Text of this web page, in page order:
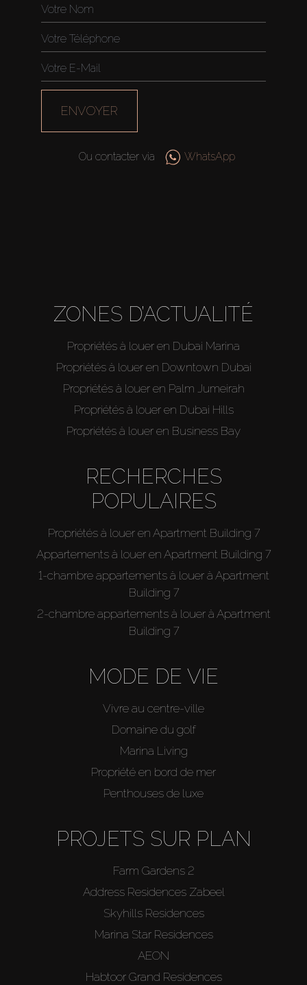
ENVOYER
Ou contacter via WhatsApp
ZONES D’ACTUALITÉ
Propriétés à louer en Dubai Marina
Propriétés à louer en Downtown Dubai
Propriétés à louer en Palm Jumeirah
Propriétés à louer en Dubai Hills
Propriétés à louer en Business Bay
RECHERCHES
POPULAIRES
Propriétés à louer en Apartment Building 7
Appartements à louer en Apartment Building 7
1-chambre appartements à louer à Apartment
Building 7
2-chambre appartements à louer à Apartment
Building 7
MODE DE VIE
Vivre au centre-ville
Domaine du golf
Marina Living
Propriété en bord de mer
Penthouses de luxe
PROJETS SUR PLAN
Farm Gardens 2
Address Residences Zabeel
Skyhills Residences
Marina Star Residences
AEON
Habtoor Grand Residences